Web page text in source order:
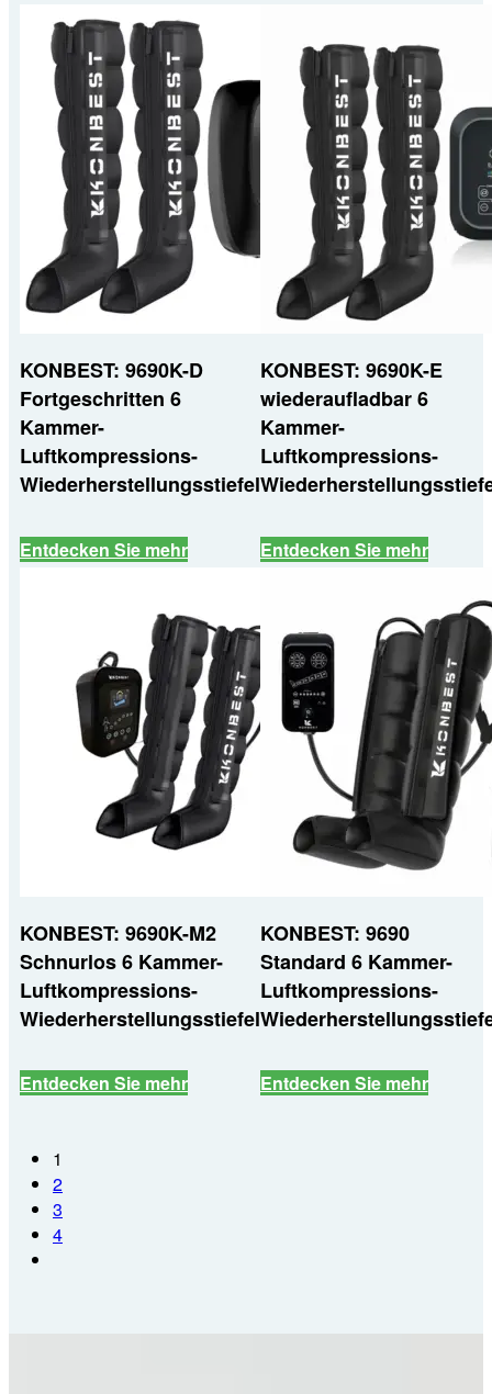
KONBEST: 9690K-D
Fortgeschritten 6
Kammer-
Luftkompressions-
Wiederherstellungsstiefel
Entdecken Sie mehr
KONBEST: 9690K-E
wiederaufladbar 6
Kammer-
Luftkompressions-
Entdecken Sie mehr
KONBEST: 9690K-M2
Schnurlos 6 Kammer-
Luftkompressions-
Wiederherstellungsstiefel
Entdecken Sie mehr
KONBEST: 9690
Standard 6 Kammer-
Luftkompressions-
Entdecken Sie mehr
1
2
3
4